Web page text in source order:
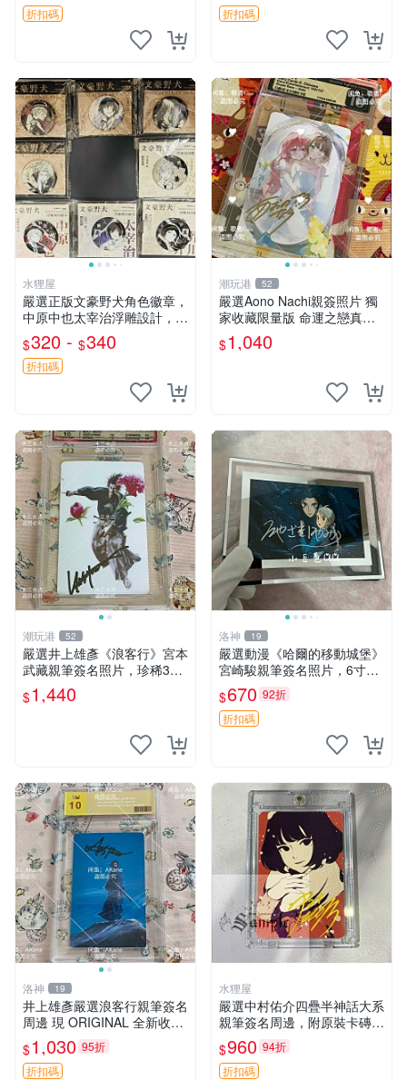
安典藏卡 限量收藏
折扣碼
折扣碼
水狸屋
嚴選正版文豪野犬角色徽章，
中原中也太宰治浮雕設計，5
8mm馬口鐵質吧唧徽章，有
原袋可對光確認。國谷正品保
障，適合收藏。 中原中也 浮
$320 - $340
折扣碼
潮玩港 52
嚴選Aono Nachi親簽照片 獨
家收藏限量版 命運之戀真跡
簽名 命運之戀 親簽照 愛的告
白
$1,040
潮玩港 52
嚴選井上雄彥《浪客行》宮本
武藏親筆簽名照片，珍稀3英
寸國外直帶原圖實物 浪客行
紙質 簽名 宮本武藏
$1,440
洛神 19
嚴選動漫《哈爾的移動城堡》
宮崎駿親筆簽名照片，6寸含
框珍藏版 哈爾的移動城堡 簽
名照 公仔周邊
$670 92折
折扣碼
洛神 19
井上雄彥嚴選浪客行親筆簽名
周邊 現 ORIGINAL 全新收藏
相框附卡磚 尺寸適中 浪客行
筆 記念照
$1,030 95折
折扣碼
水狸屋
嚴選中村佑介四疊半神話大系
親筆簽名周邊，附原裝卡磚
亞克力照片 3寸大小 簽名照
收藏級 周邊商品
$960 94折
折扣碼